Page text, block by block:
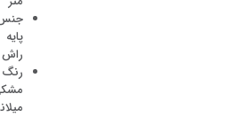
پایه
راش
رنگ